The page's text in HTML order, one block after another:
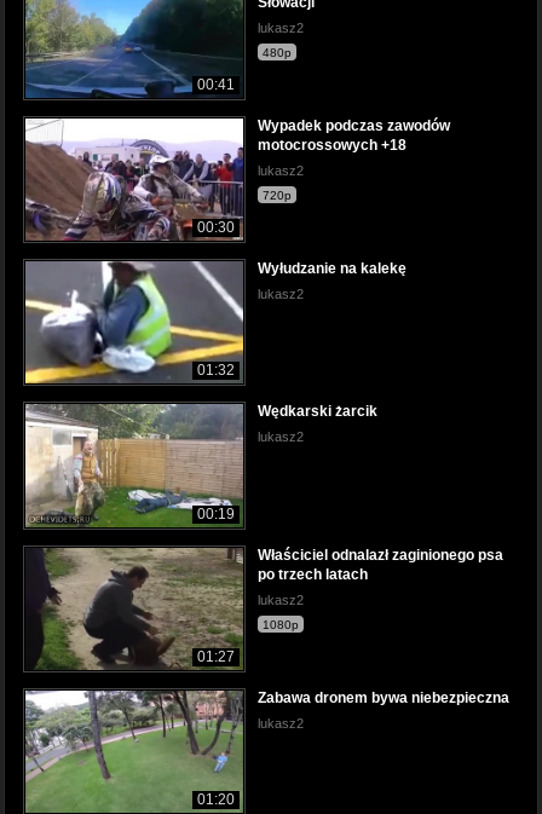
00:41
lukasz2
480p
00:30
Wypadek podczas zawodów
motocrossowych +18
lukasz2
720p
01:32
Wyłudzanie na kalekę
lukasz2
00:19
Wędkarski żarcik
lukasz2
01:27
Właściciel odnalazł zaginionego psa
po trzech latach
lukasz2
1080p
01:20
Zabawa dronem bywa niebezpieczna
lukasz2